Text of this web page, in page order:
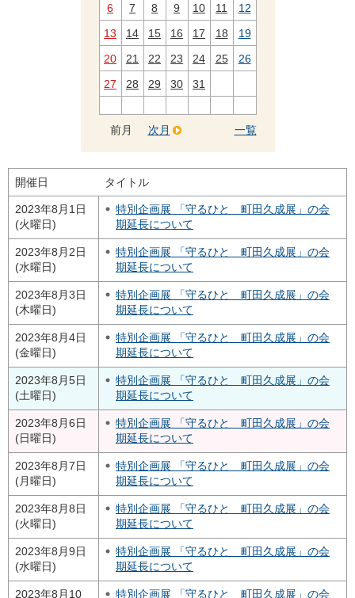
6
7 8 9 10 11
12
13
14 15 16 17 18
19
20
21 22 23 24 25
26
27
28 29 30 31
前月 一覧
次月
開催日 タイトル
2023年8月1日
(火曜日)
特別企画展 「守るひと 町田久成展」の会
期延長について
2023年8月2日
(水曜日)
特別企画展 「守るひと 町田久成展」の会
期延長について
2023年8月3日
(木曜日)
特別企画展 「守るひと 町田久成展」の会
期延長について
2023年8月4日
(金曜日)
特別企画展 「守るひと 町田久成展」の会
期延長について
2023年8月5日
(土曜日)
特別企画展 「守るひと 町田久成展」の会
期延長について
2023年8月6日
(日曜日)
特別企画展 「守るひと 町田久成展」の会
期延長について
2023年8月7日
(月曜日)
特別企画展 「守るひと 町田久成展」の会
期延長について
2023年8月8日
(火曜日)
特別企画展 「守るひと 町田久成展」の会
期延長について
2023年8月9日
(水曜日)
特別企画展 「守るひと 町田久成展」の会
期延長について
2023年8月10
特別企画展 「守るひと 町田久成展」の会